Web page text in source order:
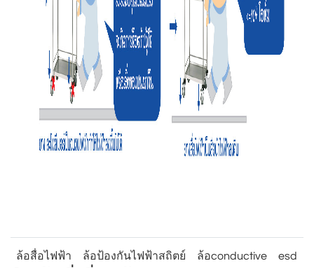
ล้อสื่อไฟฟ้า ล้อป้องกันไฟฟ้าสถิตย์ ล้อconductive esd